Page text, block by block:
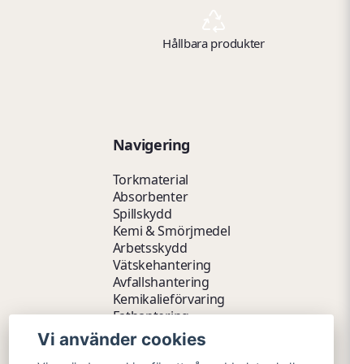
Hållbara produkter
Navigering
Torkmaterial
Absorbenter
Spillskydd
Kemi & Smörjmedel
Arbetsskydd
Vätskehantering
Avfallshantering
Kemikalieförvaring
Fathantering
Emballage & Tillbehör
Lager & Kontor
Vi använder cookies